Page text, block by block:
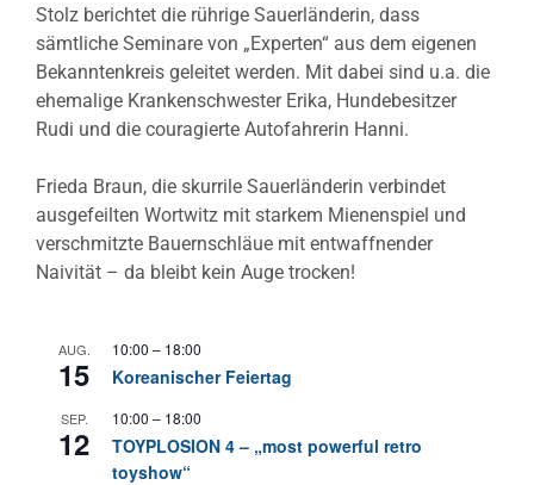
Stolz berichtet die rührige Sauerländerin, dass
sämtliche Seminare von „Experten“ aus dem eigenen
Bekanntenkreis geleitet werden. Mit dabei sind u.a. die
ehemalige Krankenschwester Erika, Hundebesitzer
Rudi und die couragierte Autofahrerin Hanni.
Frieda Braun, die skurrile Sauerländerin verbindet
ausgefeilten Wortwitz mit starkem Mienenspiel und
verschmitzte Bauernschläue mit entwaffnender
Naivität – da bleibt kein Auge trocken!
AUG.
15
10:00 – 18:00
Koreanischer Feiertag
SEP.
12
10:00 – 18:00
TOYPLOSION 4 – „most powerful retro
toyshow“